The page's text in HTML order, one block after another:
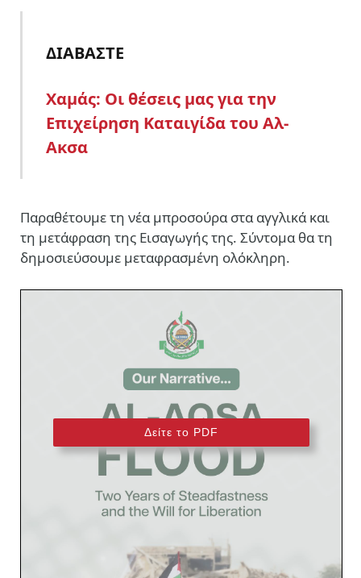
ΔΙΑΒΑΣΤΕ
Χαμάς: Οι θέσεις μας για την
Επιχείρηση Καταιγίδα του Αλ-
Ακσα
Παραθέτουμε τη νέα μπροσούρα στα αγγλικά και
τη μετάφραση της Εισαγωγής της. Σύντομα θα τη
δημοσιεύσουμε μεταφρασμένη ολόκληρη.
Δείτε το PDF